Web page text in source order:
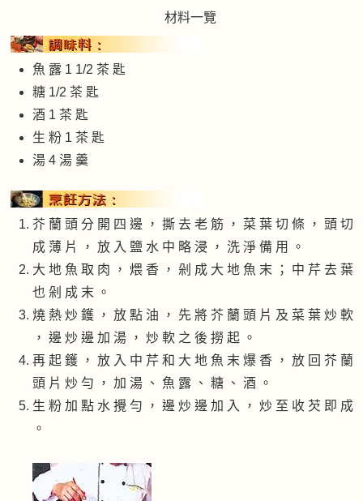
材料一覽
魚 露 1 1/2 茶 匙
糖 1/2 茶 匙
酒 1 茶 匙
生 粉 1 茶 匙
湯 4 湯 羹
芥 蘭 頭 分 開 四 邊 ， 撕 去 老 筋 ， 菜 葉 切 條 ， 頭 切
成 薄 片 ， 放 入 鹽 水 中 略 浸 ， 洗 淨 備 用 。
大 地 魚 取 肉 ， 煨 香 ， 剁 成 大 地 魚 末 ； 中 芹 去 葉
也 剁 成 末 。
燒 熱 炒 鑊 ， 放 點 油 ， 先 將 芥 蘭 頭 片 及 菜 葉 炒 軟
， 邊 炒 邊 加 湯 ， 炒 軟 之 後 撈 起 。
再 起 鑊 ， 放 入 中 芹 和 大 地 魚 末 爆 香 ， 放 回 芥 蘭
頭 片 炒 勻 ， 加 湯 、 魚 露 、 糖 、 酒 。
生 粉 加 點 水 攪 勻 ， 邊 炒 邊 加 入 ， 炒 至 收 芡 即 成
。